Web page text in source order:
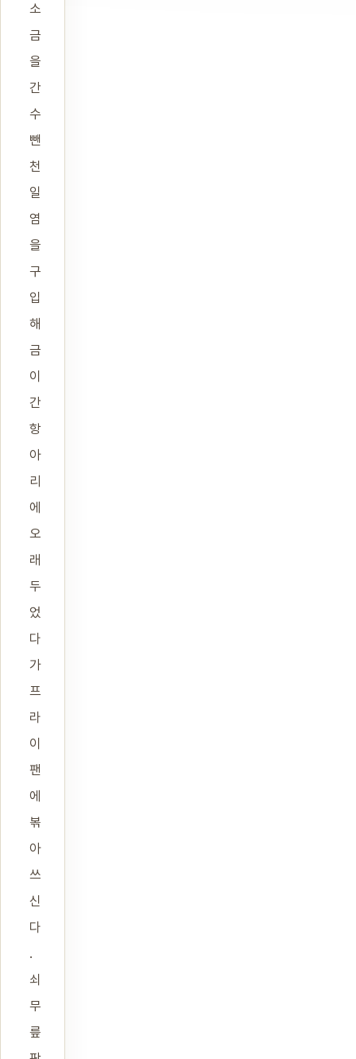
소
금
을
간
수
뺀
천
일
염
을
구
입
해
금
이
간
항
아
리
에
오
래
두
었
다
가
프
라
이
팬
에
볶
아
쓰
신
다
.
쇠
무
릎